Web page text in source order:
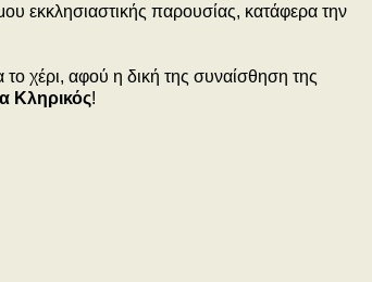
εκκλησιαστικής παρουσίας, κατάφερα την
χέρι, αφού η δική της συναίσθηση της
Κληρικός!